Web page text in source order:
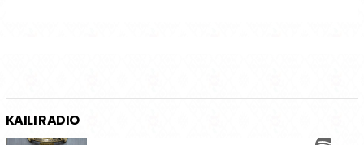
KAILI RADIO